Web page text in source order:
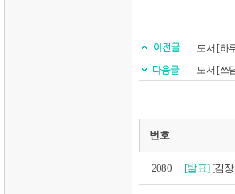
도서 [하
도서 [쓰
번호
2080 [발표] [김